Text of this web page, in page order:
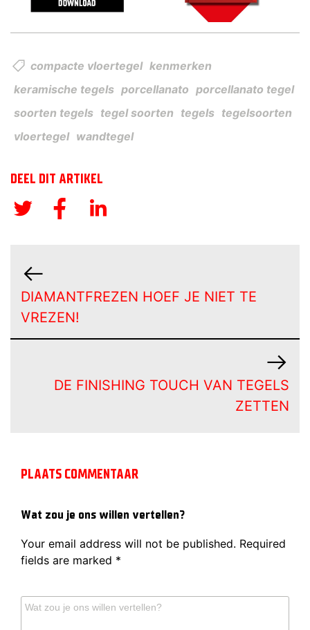
compacte vloertegel kenmerken
keramische tegels porcellanato porcellanato tegel
soorten tegels tegel soorten tegels tegelsoorten
vloertegel wandtegel
DEEL DIT ARTIKEL
DIAMANTFREZEN HOEF JE NIET TE
VREZEN!
DE FINISHING TOUCH VAN TEGELS
ZETTEN
PLAATS COMMENTAAR
Wat zou je ons willen vertellen?
Your email address will not be published. Required
fields are marked *